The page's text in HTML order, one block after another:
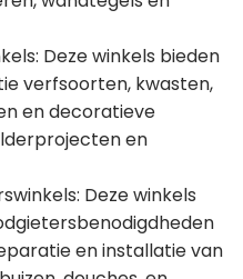
Deze winkels bieden
verfsoorten, kwasten,
en decoratieve
en
Deze winkels
en installatie van